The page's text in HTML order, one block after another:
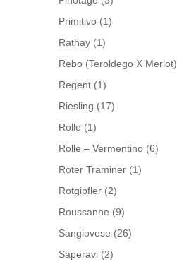
Primitivo (1)
Rathay (1)
Rebo (Teroldego X Merlot)
Regent (1)
Riesling (17)
Rolle (1)
Rolle – Vermentino (6)
Roter Traminer (1)
Rotgipfler (2)
Roussanne (9)
Sangiovese (26)
Saperavi (2)